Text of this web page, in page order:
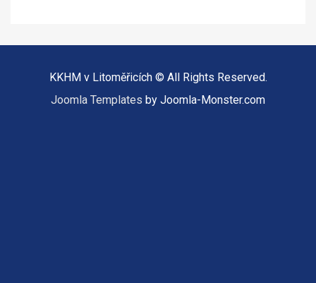
KKHM v Litoměřicích © All Rights Reserved.
Joomla Templates by Joomla-Monster.com